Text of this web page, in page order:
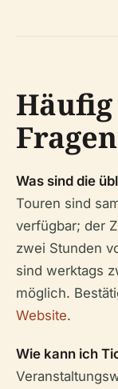
Was sind die
Touren sind
verfügbar; der
zwei Stunden
sind werktags
möglich.
Website.
Wie kann ich